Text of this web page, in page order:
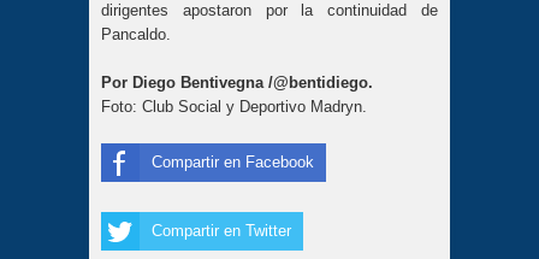
dirigentes apostaron por la continuidad de
Pancaldo.
Por Diego Bentivegna /@bentidiego.
Foto: Club Social y Deportivo Madryn.
Compartir en Facebook
Compartir en Twitter